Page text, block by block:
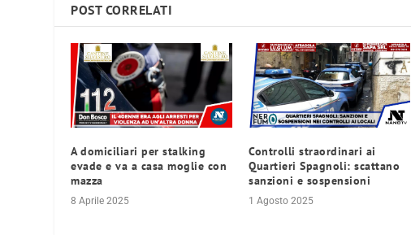
POST CORRELATI
A domiciliari per stalking
evade e va a casa moglie con
mazza
8 Aprile 2025
Controlli straordinari ai
Quartieri Spagnoli: scattano
sanzioni e sospensioni
1 Agosto 2025